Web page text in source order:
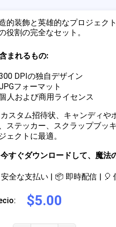
的装飾と英雄的なプロジェク
役割の完全なセット。
まれるもの:
DPIの独自デザイン
フォーマット
人および商用ライセンス
スタム招待状、キャンディや
ステッカー、スクラップブッ
ェクトに最適。
すぐダウンロードして、魔法
全な支払い | 📦 即時配信 | 🎈
$5.00